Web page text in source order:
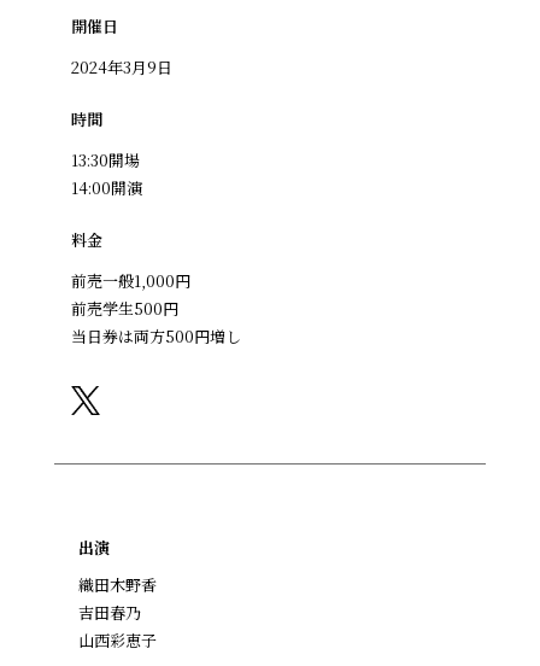
開催日
2024年3月9日
時間
13:30開場
14:00開演
料金
前売一般1,000円
前売学生500円
当日券は両方500円増し
出演
織田木野香
吉田春乃
山西彩恵子